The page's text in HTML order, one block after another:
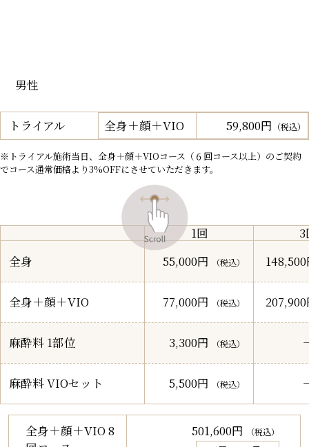
男性
トライアル 全身＋顔＋VIO 59,800円 （税込）
※トライアル施術当日、全身＋顔＋VIOコース（６回コース以上）のご契約
でコース通常価格より3%OFFにさせていただきます。
1回
3
全身
55,000円 （税込）
全身＋顔＋VIO 77,000円 （税込）
麻酔料 1部位 3,300円 （税込）
麻酔料 VIOセット 5,500円 （税込）
全身＋顔＋VIO 8
501,600円 （税込）